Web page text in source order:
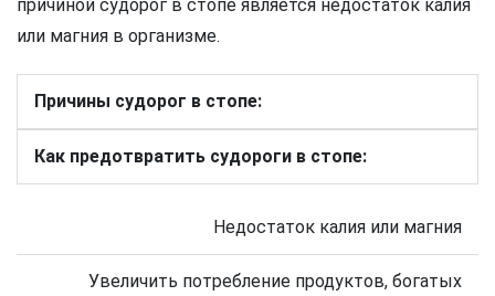
причиной судорог в стопе является недостаток калия
или магния в организме.
Причины судорог в стопе:
Как предотвратить судороги в стопе:
Недостаток калия или магния
Увеличить потребление продуктов, богатых